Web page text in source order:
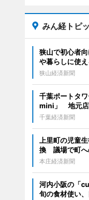
みん経トピ
狭山で初心者
や暮らしに使
狭山経済新聞
千葉ポートタ
mini」 地元店
千葉経済新聞
上里町の児童
換 議場で町へ
本庄経済新聞
河内小阪の「
旬の食材使い